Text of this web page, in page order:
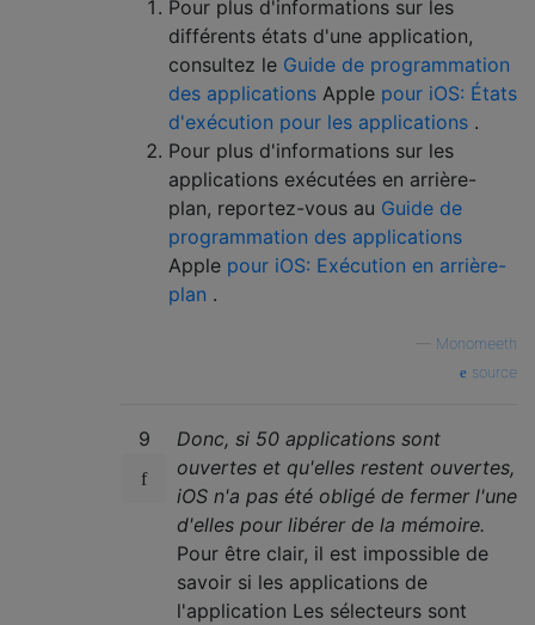
Pour plus d'informations sur les
différents états d'une application,
consultez le Guide de programmation
des applications Apple pour iOS: États
d'exécution pour les applications .
Pour plus d'informations sur les
applications exécutées en arrière-
plan, reportez-vous au Guide de
programmation des applications
Apple pour iOS: Exécution en arrière-
plan .
Monomeeth
source
9
Donc, si 50 applications sont
ouvertes et qu'elles restent ouvertes,
iOS n'a pas été obligé de fermer l'une
d'elles pour libérer de la mémoire.
Pour être clair, il est impossible de
savoir si les applications de
l'application Les sélecteurs sont